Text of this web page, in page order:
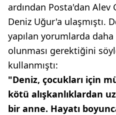
ardından Posta'dan Alev
Deniz Uğur'a ulaşmıştı.
yapılan yorumlarda
olunması gerektiğini
kullanmıştı:
"Deniz, çocukları için
kötü alışkanlıklardan
bir anne. Hayatı